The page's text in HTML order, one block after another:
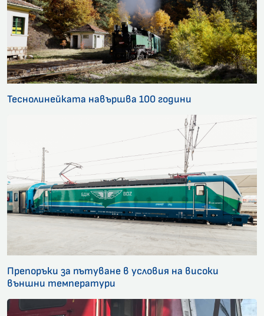
Теснолинейката навършва 100 години
Препоръки за пътуване в условия на високи
външни температури